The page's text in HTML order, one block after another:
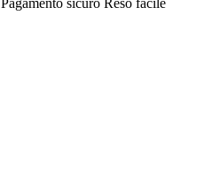
Pagamento sicuro Reso facile